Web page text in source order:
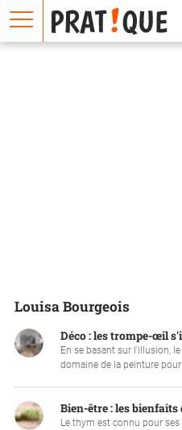
Louisa Bourgeois
Déco : les trompe-œil
En se basant sur l'illusion,
domaine de la peinture
Bien-être : les
Le thym est connu pour
E
m
a